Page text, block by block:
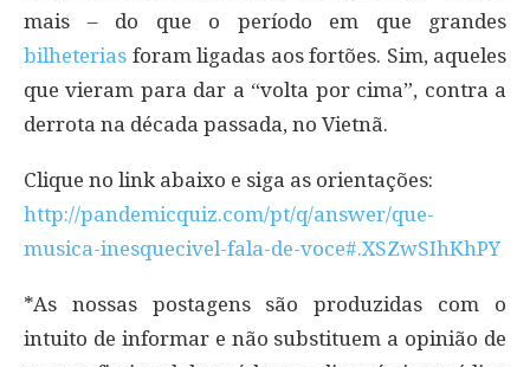
mais – do que o período em que grandes
bilheterias foram ligadas aos fortões. Sim, aqueles
que vieram para dar a “volta por cima”, contra a
derrota na década passada, no Vietnã.
Clique no link abaixo e siga as orientações:
http://pandemicquiz.com/pt/q/answer/que-
musica-inesquecivel-fala-de-voce#.XSZwSIhKhPY
*As nossas postagens são produzidas com o
intuito de informar e não substituem a opinião de